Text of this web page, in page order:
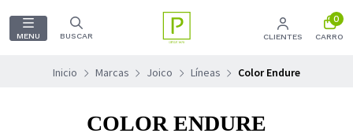
MENU BUSCAR CLIENTES
0
CARRO
Inicio Marcas Joico Líneas Color Endure
COLOR ENDURE